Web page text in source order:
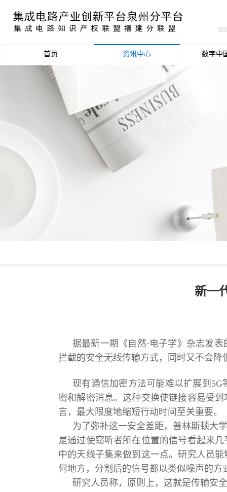
首页 资讯中心
政策信息
活动公告
数据统计分析
数字中
新一
据最新一期《自然·电子学》杂志发
拦截的安全无线传输方式，同时又不会
现有通信加密方法可能难以扩展到
密和解密消息。这种交换使链接容易受
言，最大限度地缩短行动时间至关重要。
为了弥补这一安全差距，普林斯顿大
是通过使窃听者所在位置的信号看起来
中的天线子集来做到这一点。研究人员
何地方，分割后的信号都以类似噪声的方
研究人员称，原则上，这就是传输安